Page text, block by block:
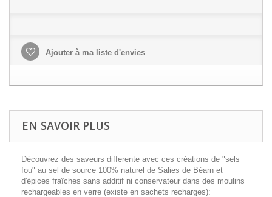
Ajouter à ma liste d'envies
EN SAVOIR PLUS
Découvrez des saveurs differente avec ces créations de "sels
fou" au sel de source 100% naturel de Salies de Béarn et
d'épices fraîches sans additif ni conservateur dans des moulins
rechargeables en verre (existe en sachets recharges):